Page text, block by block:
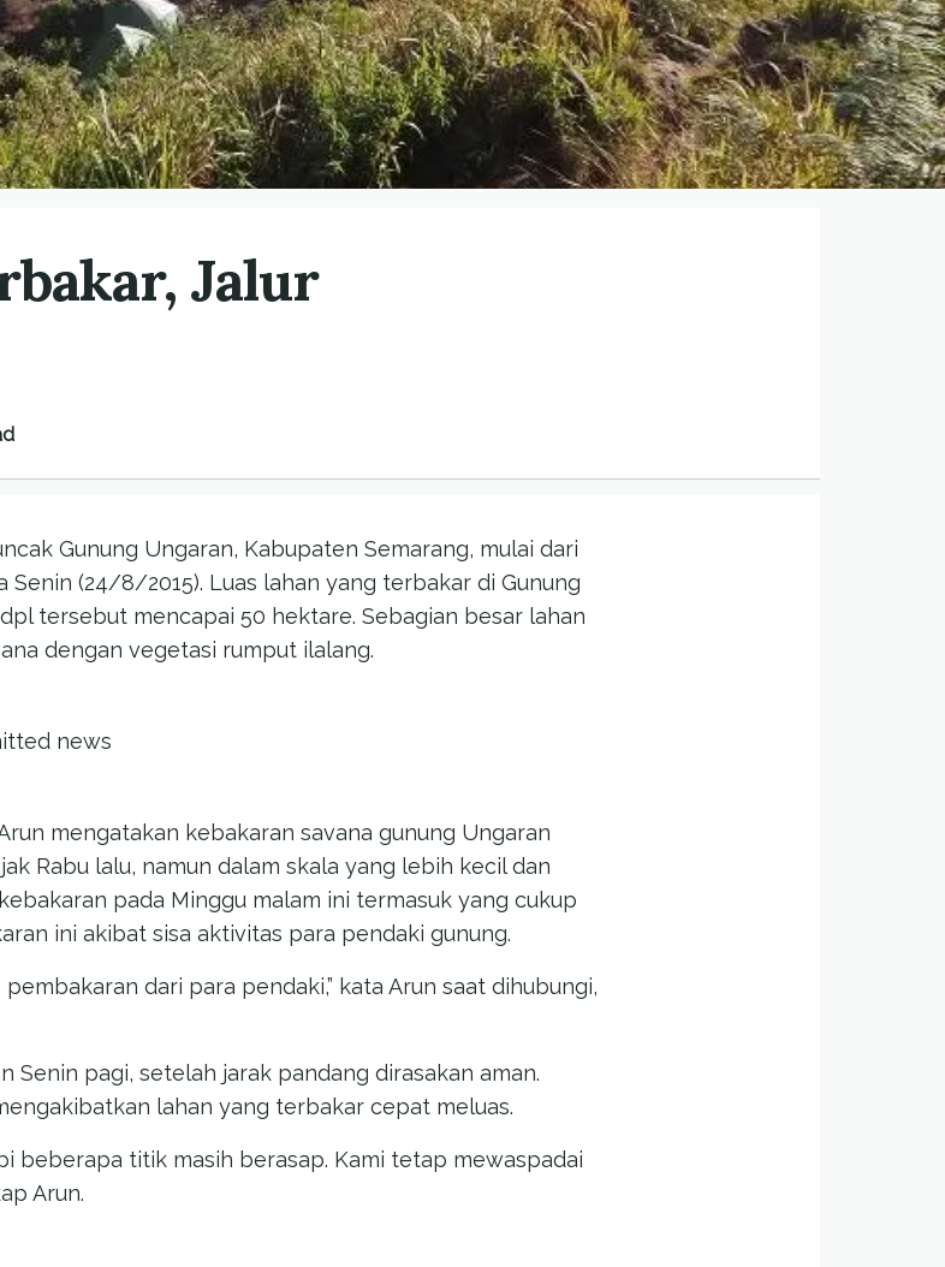
Jalur
Gunung Ungaran, Kabupaten Semarang, mulai dari
Senin (24/8/2015). Luas lahan yang terbakar di Gunung
tersebut mencapai 50 hektare. Sebagian besar lahan
dengan vegetasi rumput ilalang.
news
mengatakan kebakaran savana gunung Ungaran
Rabu lalu, namun dalam skala yang lebih kecil dan
pada Minggu malam ini termasuk yang cukup
ini akibat sisa aktivitas para pendaki gunung.
dari para pendaki,” kata Arun saat dihubungi,
Senin pagi, setelah jarak pandang dirasakan aman.
lahan yang terbakar cepat meluas.
beberapa titik masih berasap. Kami tetap mewaspadai
Arun.